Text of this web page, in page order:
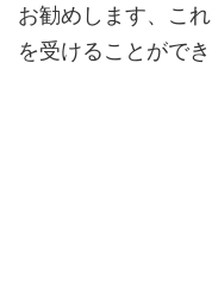
お勧めします、こ
を受けることができ